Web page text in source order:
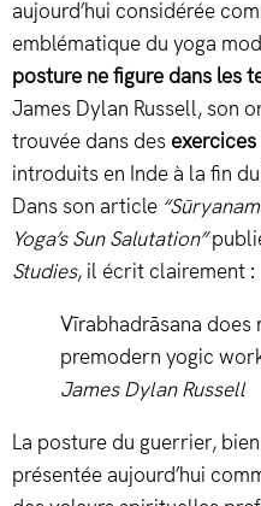
aujourd’hui considérée
emblématique du yoga
posture ne figure dans les
James Dylan Russell, son
trouvée dans des
introduits en Inde à la fin
Dans son article
Yoga’s Sun Salutation”
Studies, il écrit clairement :
Vīrabhadrāsana does
premodern yogic
James Dylan Russell
La posture du guerrier,
présentée aujourd’hui